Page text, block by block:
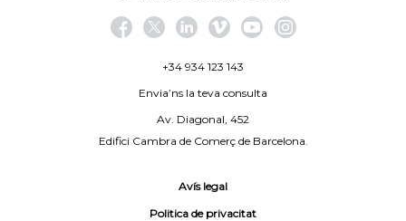
+34 934 123 143
Envia’ns la teva consulta
Av. Diagonal, 452
Edifici Cambra de Comerç de Barcelona.
Avís legal
Politica de privacitat